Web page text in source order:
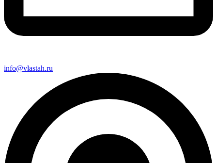
info@vlastah.ru